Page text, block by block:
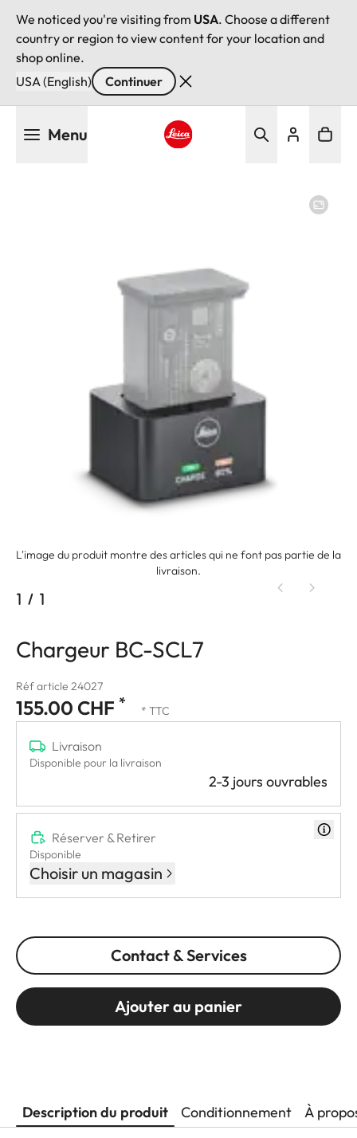
We noticed you're visiting from USA. Choose a different
country or region to view content for your location and
shop online.
USA (English)
Continuer
Menu
L'image du produit montre des articles qui ne font pas partie de la
livraison.
1 / 1
Chargeur BC-SCL7
Réf article 24027
155.00 CHF * * TTC
Livraison
Disponible pour la livraison
2-3 jours ouvrables
Réserver & Retirer
Disponible
Choisir un magasin
Contact & Services
Ajouter au panier
Description du produit Conditionnement À